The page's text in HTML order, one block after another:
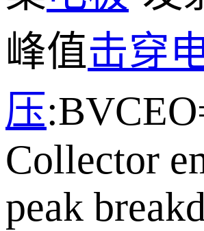
峰值击穿
压
Collector
peak